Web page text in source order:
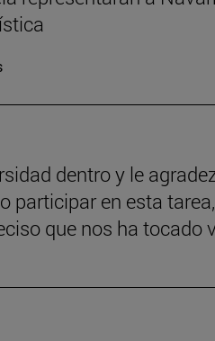
dentro y le
participar en esta
que nos ha tocado